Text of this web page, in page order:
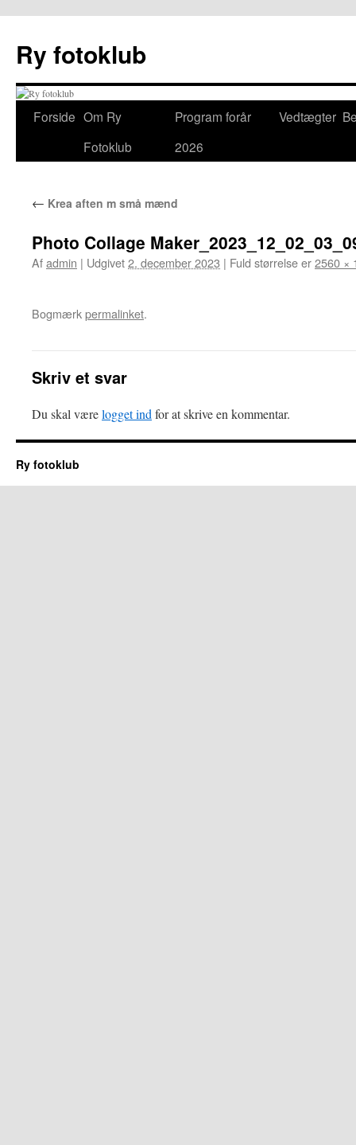
indhold
Ry fotoklub
Forside Om Ry
Fotoklub
Program forår
2026
Vedtægter
← Krea aften m små mænd
Photo Collage
Afadmin | Udgivet2. december 2023 | Fuld størrelse er2560 ×
Bogmærkpermalinket.
Skriv et svar
Du skal værelogget ind for at skrive en kommentar.
Ry fotoklub